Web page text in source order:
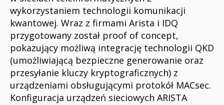
wykorzystaniem technologii komunikacji
kwantowej. Wraz z firmami Arista i IDQ
przygotowany został proof of concept,
pokazujący możliwą integrację technologii QKD
(umożliwiającą bezpieczne generowanie oraz
przesyłanie kluczy kryptograficznych) z
urządzeniami obsługującymi protokół MACsec.
Konfiguracja urządzeń sieciowych ARISTA